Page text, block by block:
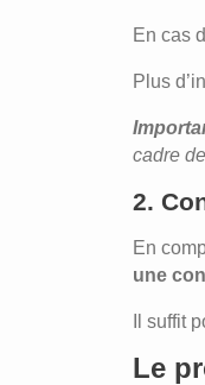
En cas
Plus
cadre
2.
En
une
Il suffit
Le